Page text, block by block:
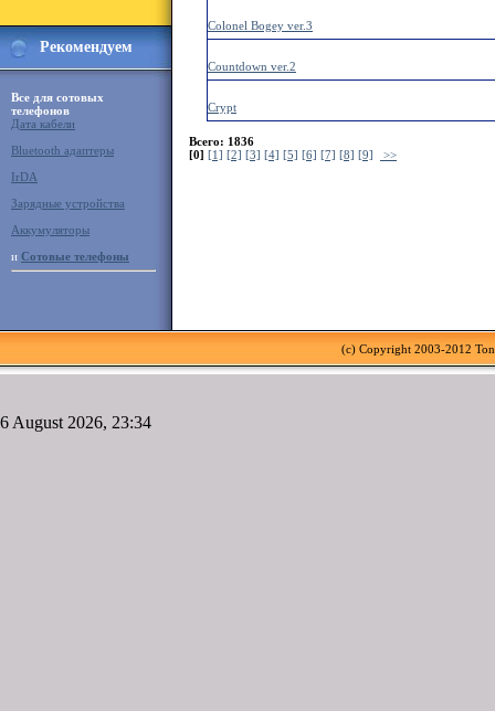
Рекомендуем
Все для сотовых
телефонов
Дата кабели
Bluetooth адаптеры
IrDA
Зарядные устройства
Аккумуляторы
и Сотовые телефоны
Colonel Bogey ver.3
Countdown ver.2
Crypt
Всего: 1836
[0] [1] [2] [3] [4] [5] [6] [7] [8] [9] >>
(c) Copyright 2003-2012
6 August 2026, 23:34